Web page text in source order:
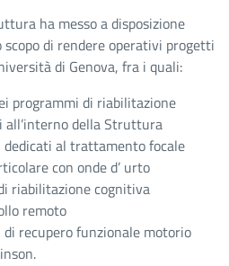
ha messo a disposizione
scopo di rendere operativi progetti
di Genova, fra i quali:
programmi di riabilitazione
all’interno della Struttura
al trattamento focale
con onde d’ urto
riabilitazione cognitiva
remoto
recupero funzionale motorio